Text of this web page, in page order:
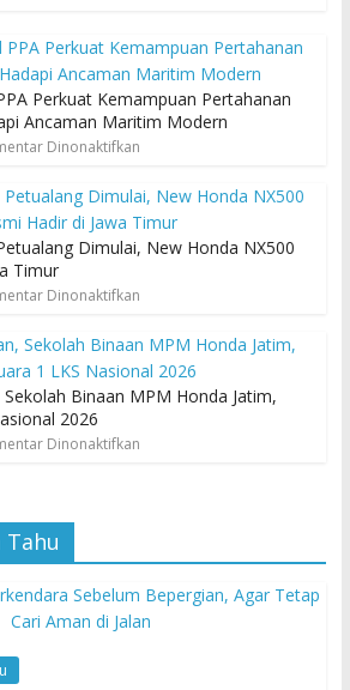
Perkuat Kemampuan Pertahanan
Ancaman Maritim Modern
Dinonaktifkan
Dimulai, New Honda NX500
Timur
Dinonaktifkan
Sekolah Binaan MPM Honda Jatim,
2026
Dinonaktifkan
Tahu